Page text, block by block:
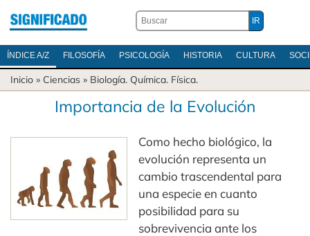
ÍNDICE A/Z FILOSOFÍA PSICOLOGÍA HISTORIA CULTURA
Inicio » Ciencias » Biología. Química. Física.
Importancia de la Evolución
Como hecho biológico, la
evolución representa un
cambio trascendental para
una especie en cuanto
posibilidad para su
sobrevivencia ante los